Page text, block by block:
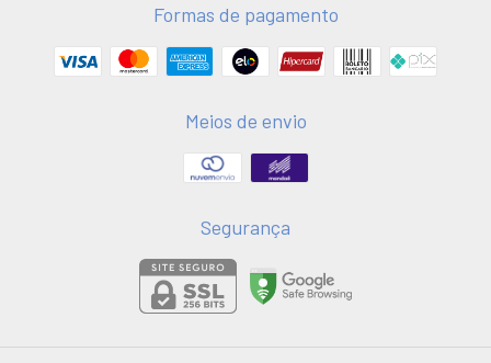
Formas de pagamento
Meios de envio
Segurança